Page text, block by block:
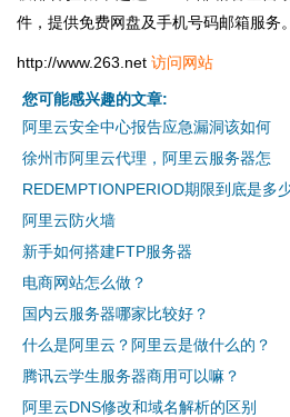
件，提供免费网盘及手机号码邮箱服务。
http://www.263.net 访问网站
您可能感兴趣的文章:
阿里云安全中心报告应急漏洞该如何
徐州市阿里云代理，阿里云服务器怎
REDEMPTIONPERIOD期限到底是多
阿里云防火墙
新手如何搭建FTP服务器
电商网站怎么做？
国内云服务器哪家比较好？
什么是阿里云？阿里云是做什么的？
腾讯云学生服务器商用可以嘛？
阿里云DNS修改和域名解析的区别